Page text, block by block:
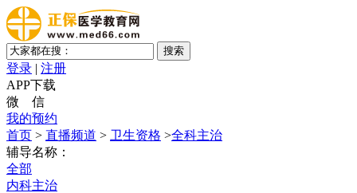
登录 | 注册
APP下载
微 信
我的预约
首页 > 直播频道 > 卫生资格 >全科主治
辅导名称：
全部
内科主治